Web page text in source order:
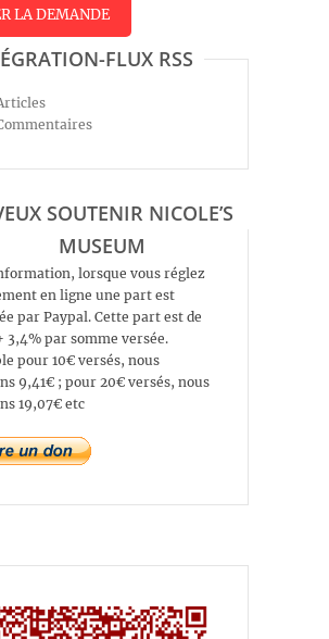
FLUX RSS
SOUTENIR NICOLE’S
MUSEUM
lorsque vous réglez
en ligne une part est
par Paypal. Cette part est de
3,4% par somme versée.
pour 10€ versés, nous
9,41€ ; pour 20€ versés, nous
19,07€ etc